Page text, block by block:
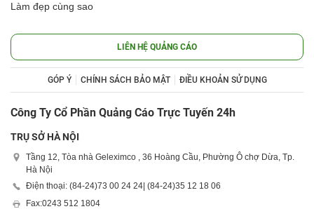
Làm đẹp cùng sao
LIÊN HỆ QUẢNG CÁO
GÓP Ý CHÍNH SÁCH BẢO MẬT ĐIỀU KHOẢN SỬ DỤNG
Công Ty Cổ Phần Quảng Cáo Trực Tuyến 24h
TRỤ SỞ HÀ NỘI
Tầng 12, Tòa nhà Geleximco , 36 Hoàng Cầu, Phường Ô chợ Dừa, Tp.
Hà Nội
Điện thoại: (84-24)73 00 24 24 | (84-24)35 12 18 06
Fax:0243 512 1804